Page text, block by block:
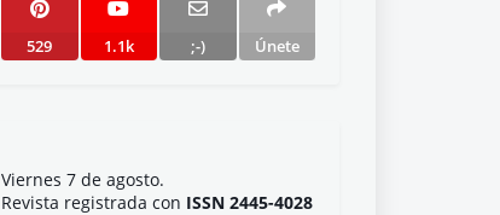
529 1.1k ;-) Únete
Viernes 7 de agosto.
Revista registrada con ISSN 2445-4028